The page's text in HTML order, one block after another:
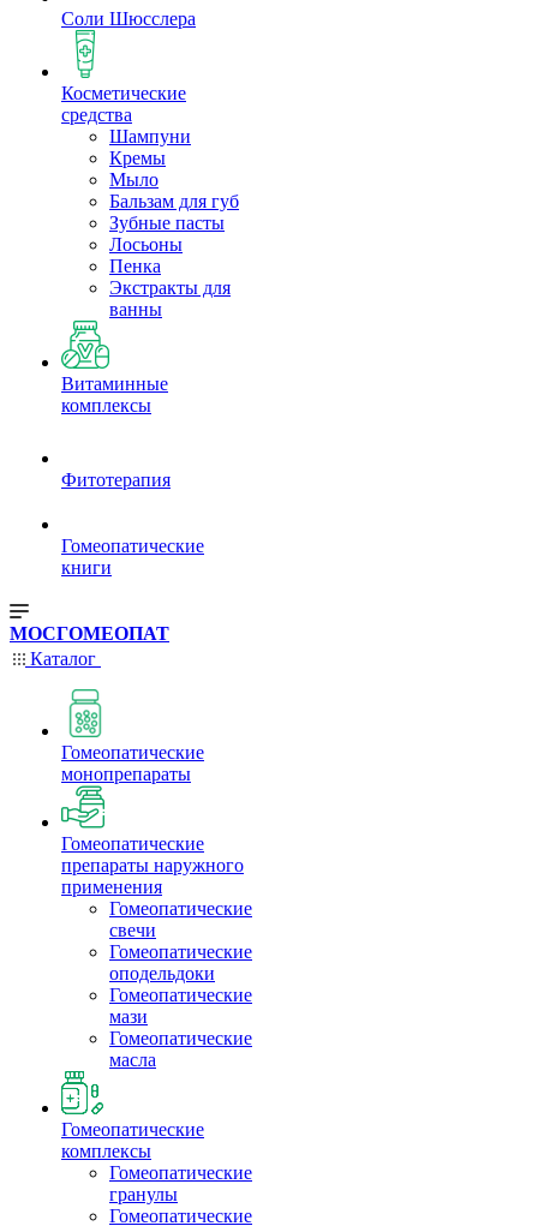
Соли Шюсслера
Косметические
средства
Шампуни
Кремы
Мыло
Бальзам для губ
Зубные пасты
Лосьоны
Пенка
Экстракты для
ванны
Витаминные
комплексы
Фитотерапия
Гомеопатические
книги
МОСГОМЕОПАТ
Каталог
Гомеопатические
монопрепараты
Гомеопатические
препараты наружного
применения
Гомеопатические
свечи
Гомеопатические
оподельдоки
Гомеопатические
мази
Гомеопатические
масла
Гомеопатические
комплексы
Гомеопатические
гранулы
Гомеопатические